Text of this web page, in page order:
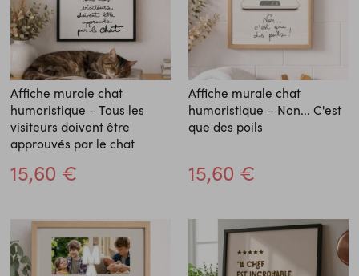
Affiche murale chat
humoristique – Tous les
visiteurs doivent être
approuvés par le chat
15,60 €
Affiche murale chat
humoristique – Non... C'est
que des poils
15,60 €